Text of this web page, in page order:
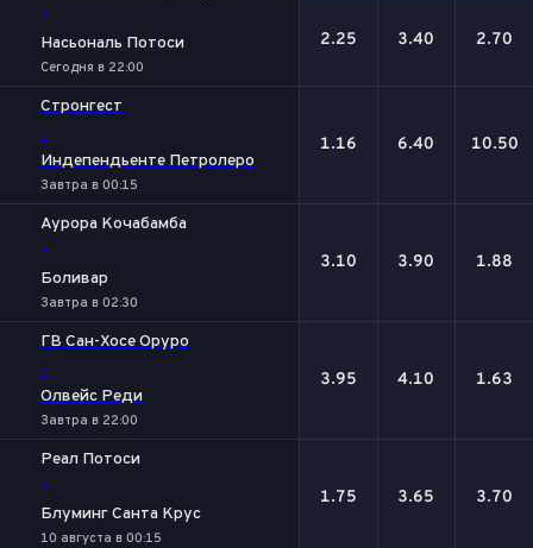
-
Насьональ Потоси
Сегодня в 22:00
2.25 3.40 2.70
Стронгест
-
Индепендьенте Петролеро
Завтра в 00:15
1.16 6.40 10.50
Аурора Кочабамба
-
Боливар
Завтра в 02:30
3.10 3.90 1.88
ГВ Сан-Хосе Оруро
-
Олвейс Реди
Завтра в 22:00
3.95 4.10 1.63
Реал Потоси
-
Блуминг Санта Крус
10 августа в 00:15
1.75 3.65 3.70